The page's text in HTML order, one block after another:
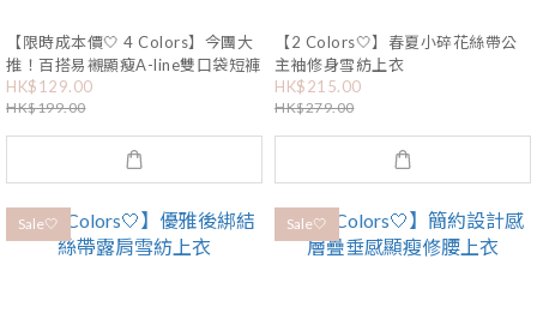
【限時成本價🤍 4 Colors】今團大
推！百搭易襯顯瘦A-line雙口袋短褲
HK$129.00
HK$199.00
【2 Colors🤍】春夏小碎花絲帶公
主袖修身雪紡上衣
HK$215.00
HK$279.00
Sale🤍 Sale🤍